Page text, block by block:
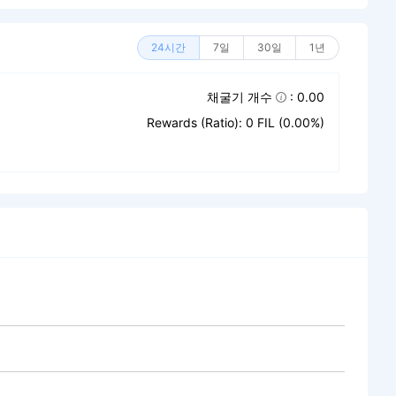
24시간 7일 30일 1년
채굴기 개수
: 0.00
Rewards (Ratio): 0 FIL (0.00%)